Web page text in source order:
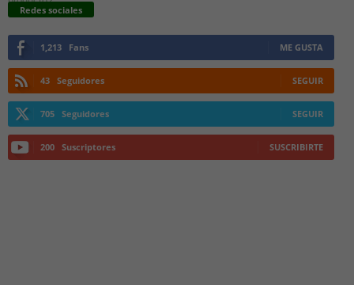
Redes sociales
1,213 Fans ME GUSTA
43 Seguidores SEGUIR
705 Seguidores SEGUIR
200 Suscriptores SUSCRIBIRTE